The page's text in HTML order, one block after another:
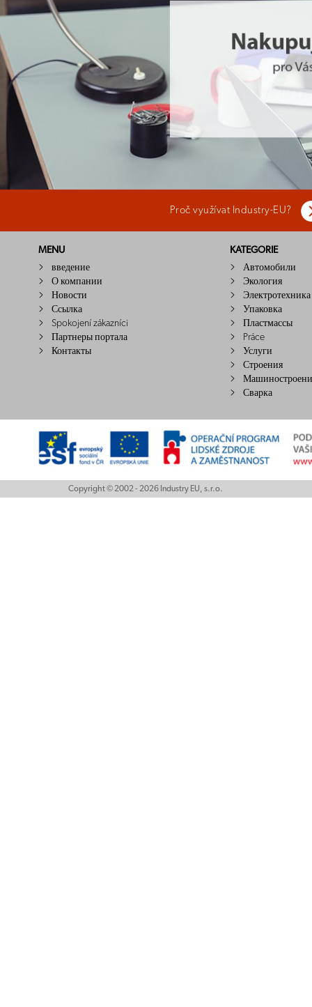
Proč využívat Industry-EU?
MENU
введение
О компании
Новости
Ссылка
Spokojení zákazníci
Партнеры портала
Контакты
KATEGORIE
Автомобили
Экология
Электротехника
Упаковка
Пластмассы
Práce
Услуги
Строения
Сварка
Copyright © 2002 - 2026 Industry EU, s.r.o.